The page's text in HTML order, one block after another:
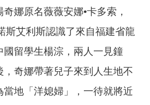
娜原名薇薇安娜•卡多索，
斯艾利斯認識了來自福建省龍
國留學生楊淙，兩人一見鐘
，奇娜帶著兒子來到人生地不
當地「洋媳婦」，一待就將近